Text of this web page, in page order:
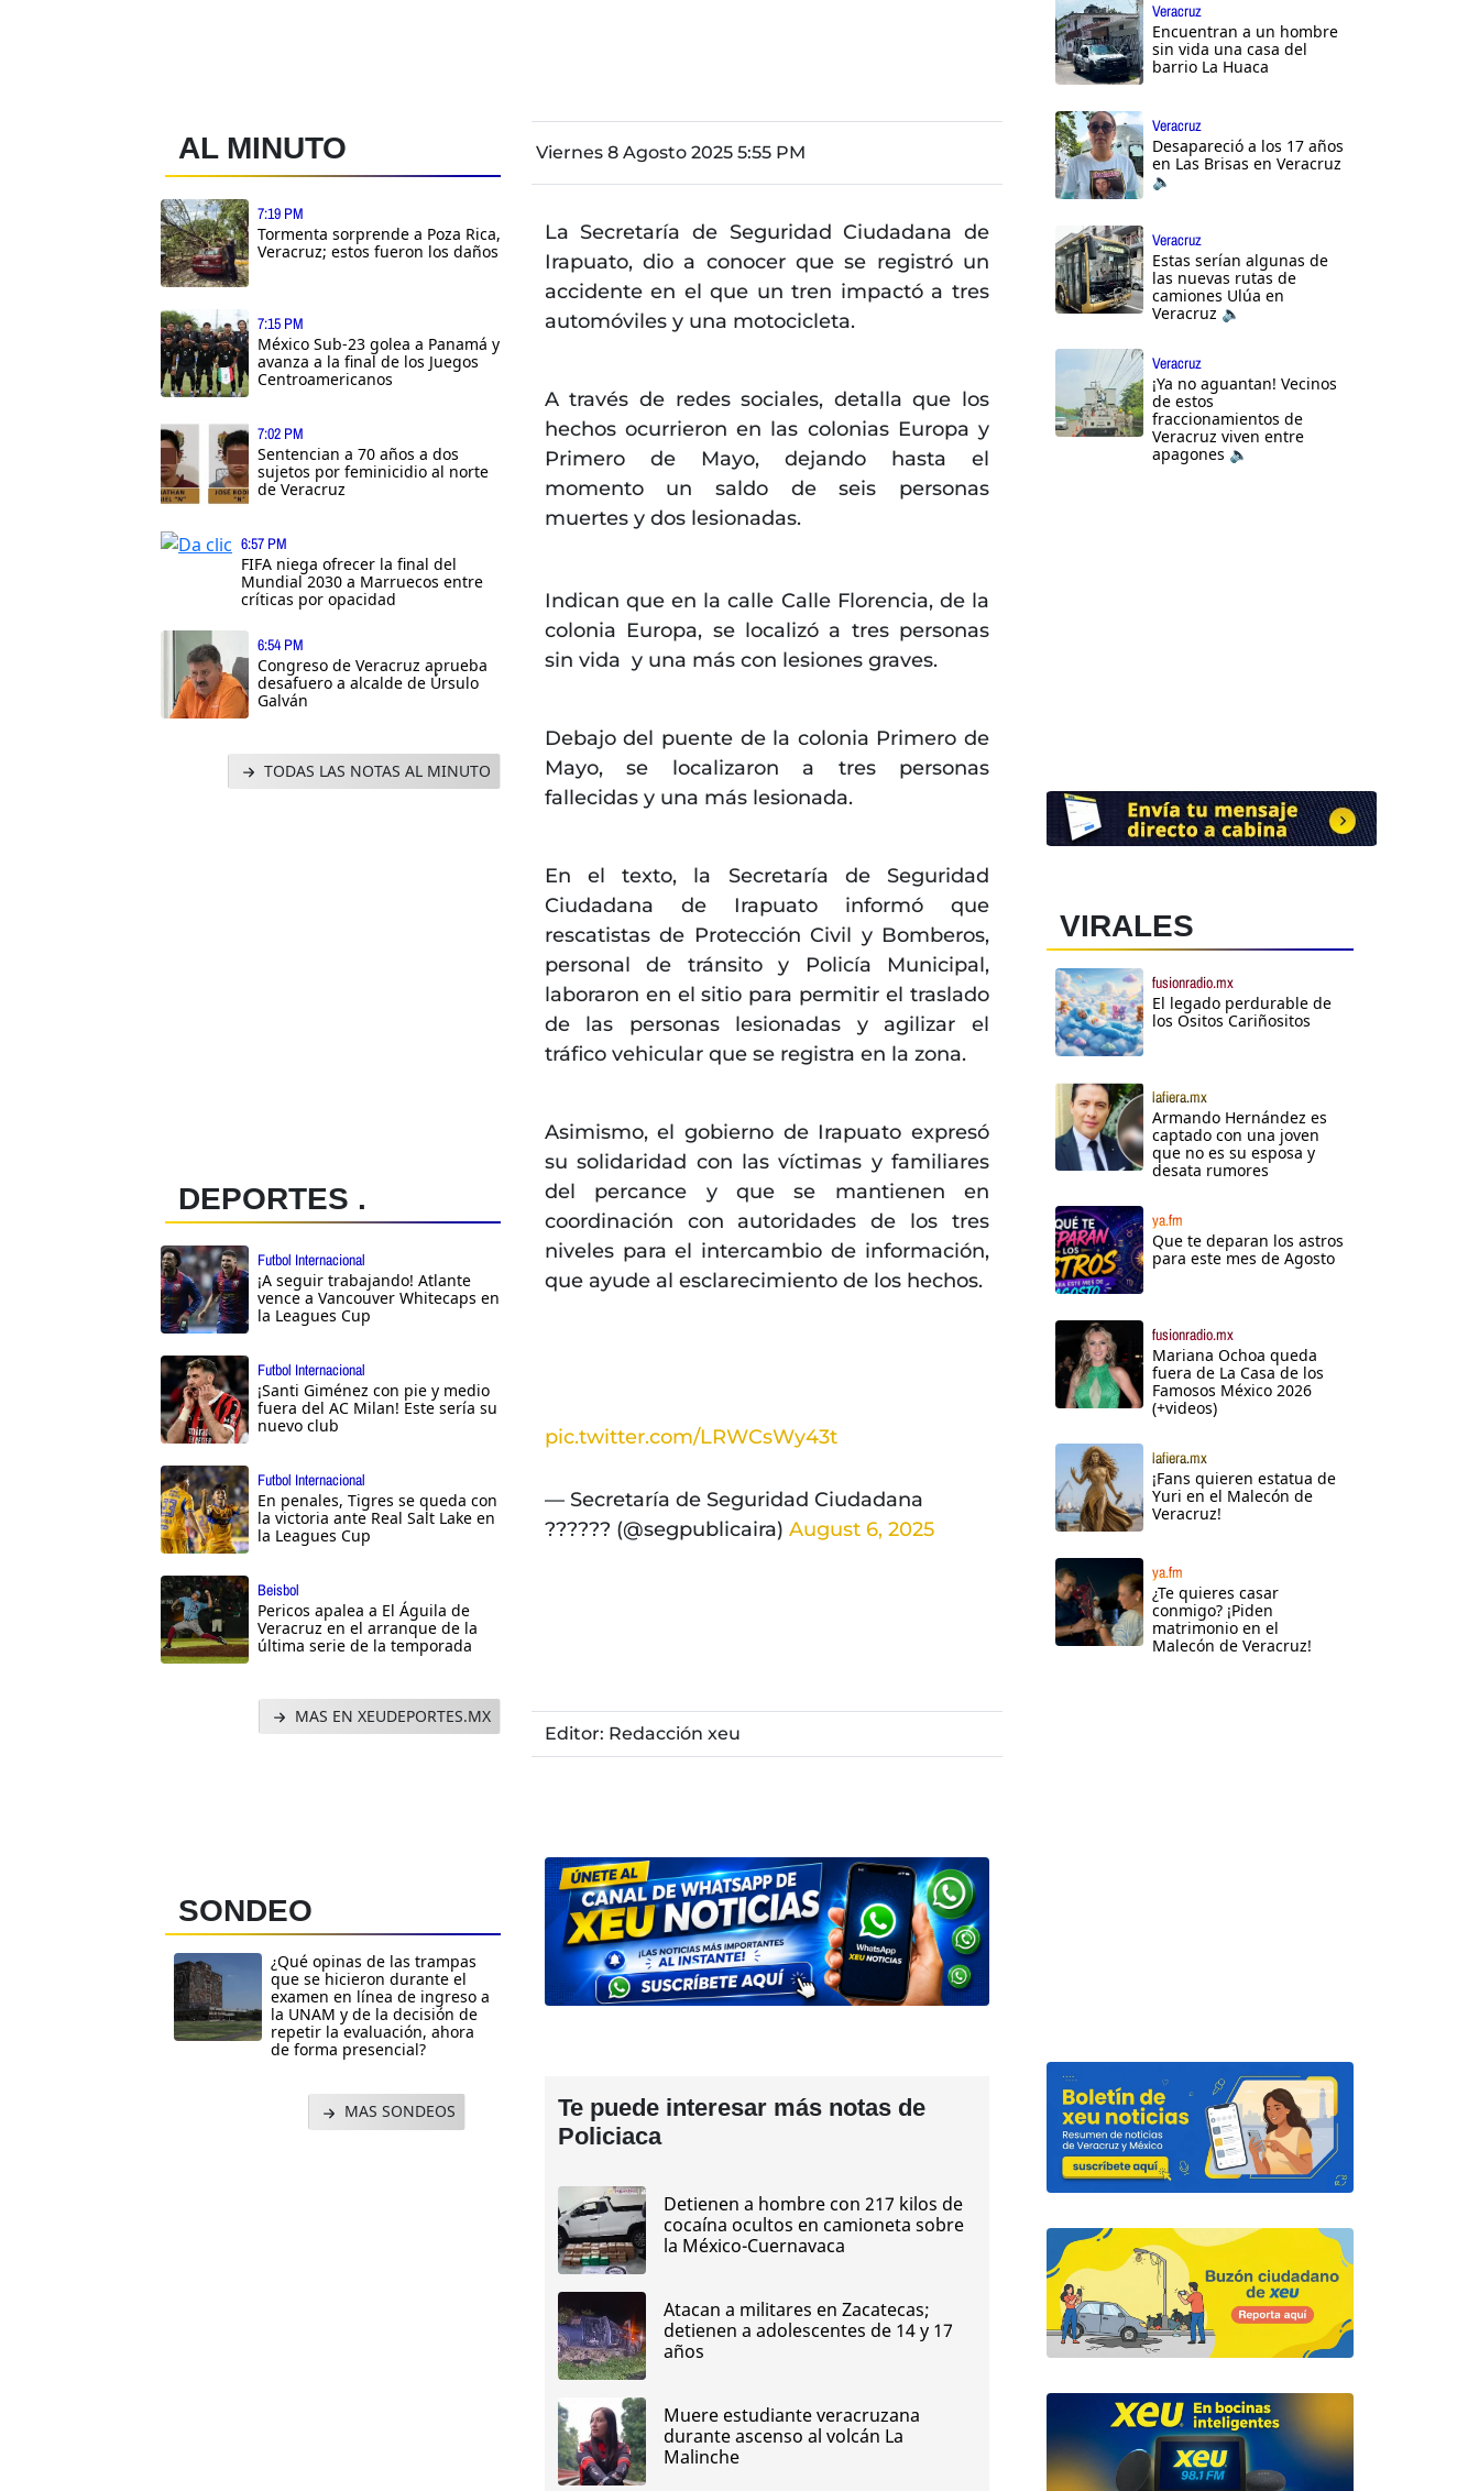
AL MINUTO
7:19 PM
Tormenta sorprende a Poza Rica,
Veracruz; estos fueron los daños
7:15 PM
México Sub-23 golea a Panamá y
avanza a la final de los Juegos
Centroamericanos
7:02 PM
Sentencian a 70 años a dos
sujetos por feminicidio al norte
de Veracruz
6:57 PM
FIFA niega ofrecer la final del
Mundial 2030 a Marruecos entre
críticas por opacidad
6:54 PM
Congreso de Veracruz aprueba
desafuero a alcalde de Úrsulo
Galván
TODAS LAS NOTAS AL MINUTO
DEPORTES .
Futbol Internacional
¡A seguir trabajando! Atlante
vence a Vancouver Whitecaps en
la Leagues Cup
Futbol Internacional
¡Santi Giménez con pie y medio
fuera del AC Milan! Este sería su
nuevo club
Futbol Internacional
En penales, Tigres se queda con
la victoria ante Real Salt Lake en
la Leagues Cup
Beisbol
Pericos apalea a El Águila de
Veracruz en el arranque de la
última serie de la temporada
MAS EN XEUDEPORTES.MX
SONDEO
¿Qué opinas de las trampas
que se hicieron durante el
examen en línea de ingreso a
la UNAM y de la decisión de
repetir la evaluación, ahora
de forma presencial?
MAS SONDEOS
Viernes 8 Agosto 2025 5:55 PM
La Secretaría de Seguridad Ciudadana de
Irapuato, dio a conocer que se registró un
accidente en el que un tren impactó a tres
automóviles y una motocicleta.
A través de redes sociales, detalla que los
hechos ocurrieron en las colonias Europa y
Primero de Mayo, dejando hasta el
momento un saldo de seis personas
muertes y dos lesionadas.
Indican que en la calle Calle Florencia, de la
colonia Europa, se localizó a tres personas
sin vida y una más con lesiones graves.
Debajo del puente de la colonia Primero de
Mayo, se localizaron a tres personas
fallecidas y una más lesionada.
En el texto, la Secretaría de Seguridad
Ciudadana de Irapuato informó que
rescatistas de Protección Civil y Bomberos,
personal de tránsito y Policía Municipal,
laboraron en el sitio para permitir el traslado
de las personas lesionadas y agilizar el
tráfico vehicular que se registra en la zona.
Asimismo, el gobierno de Irapuato expresó
su solidaridad con las víctimas y familiares
del percance y que se mantienen en
coordinación con autoridades de los tres
niveles para el intercambio de información,
que ayude al esclarecimiento de los hechos.
pic.twitter.com/LRWCsWy43t
— Secretaría de Seguridad Ciudadana
????‍?? (@segpublicaira) August 6, 2025
Editor: Redacción xeu
Te puede interesar más notas de
Policiaca
Detienen a hombre con 217 kilos de
cocaína ocultos en camioneta sobre
la México-Cuernavaca
Atacan a militares en Zacatecas;
detienen a adolescentes de 14 y 17
años
Muere estudiante veracruzana
durante ascenso al volcán La
Malinche
Veracruz
Encuentran a un hombre
sin vida una casa del
barrio La Huaca
Veracruz
Desapareció a los 17 años
en Las Brisas en Veracruz
🔈
Veracruz
Estas serían algunas de
las nuevas rutas de
camiones Ulúa en
Veracruz 🔈
Veracruz
¡Ya no aguantan! Vecinos
de estos
fraccionamientos de
Veracruz viven entre
apagones 🔈
VIRALES
fusionradio.mx
El legado perdurable de
los Ositos Cariñositos
lafiera.mx
Armando Hernández es
captado con una joven
que no es su esposa y
desata rumores
ya.fm
Que te deparan los astros
para este mes de Agosto
fusionradio.mx
Mariana Ochoa queda
fuera de La Casa de los
Famosos México 2026
(+videos)
lafiera.mx
¡Fans quieren estatua de
Yuri en el Malecón de
Veracruz!
ya.fm
¿Te quieres casar
conmigo? ¡Piden
matrimonio en el
Malecón de Veracruz!